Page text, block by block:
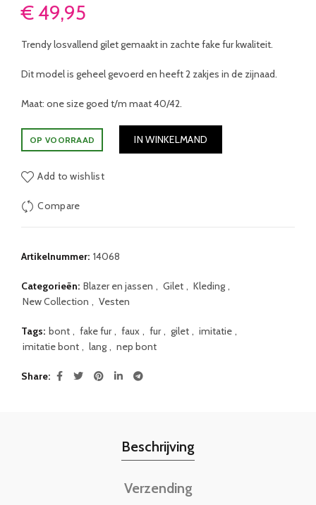
€49,95
Trendy losvallend gilet gemaakt in zachte fake fur kwaliteit.
Dit model is geheel gevoerd en heeft 2 zakjes in de zijnaad.
Maat: one size goed t/m maat 40/42.
OP VOORRAAD IN WINKELMAND
Add to wishlist
Compare
Artikelnummer: 14068
Categorieën: Blazer en jassen , Gilet , Kleding ,
New Collection , Vesten
Tags: bont , fake fur , faux , fur , gilet , imitatie ,
imitatie bont , lang , nep bont
Share
Beschrijving
Verzending